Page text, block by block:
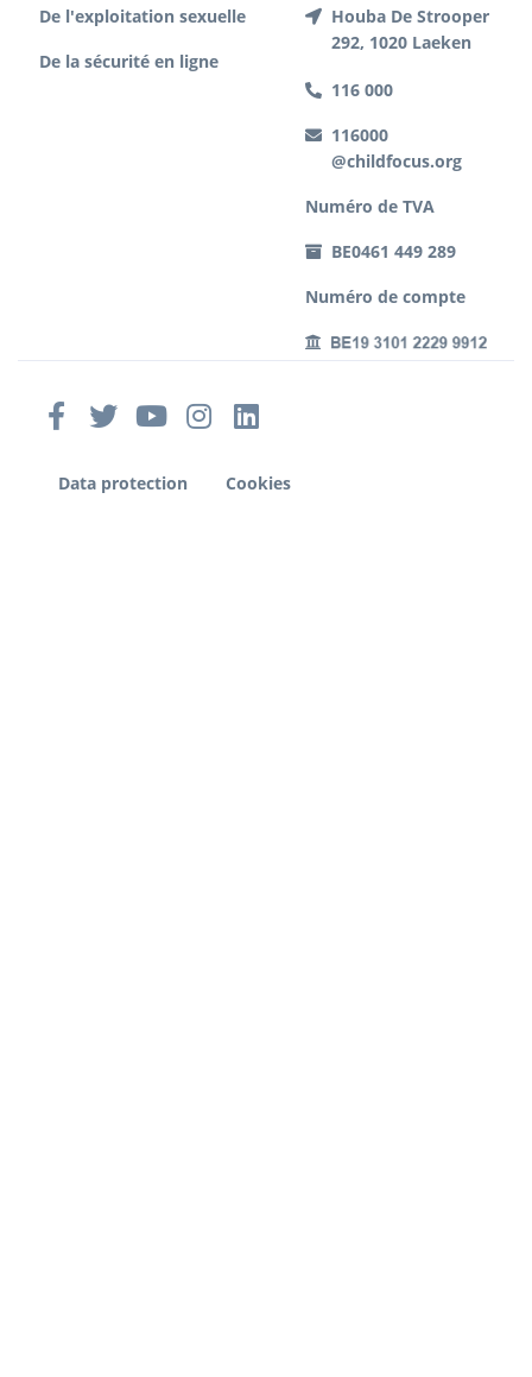
De l'exploitation sexuelle
De la sécurité en ligne
Houba De Strooper
292, 1020 Laeken
116 000
116000
@childfocus.org
Numéro de TVA
BE0461 449 289
Numéro de compte
Data protection Cookies